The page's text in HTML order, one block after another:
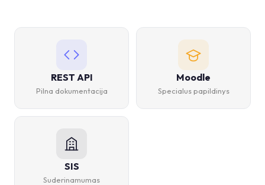
REST API
Pilna dokumentacija
Moodle
Specialus papildinys
SIS
Suderinamumas